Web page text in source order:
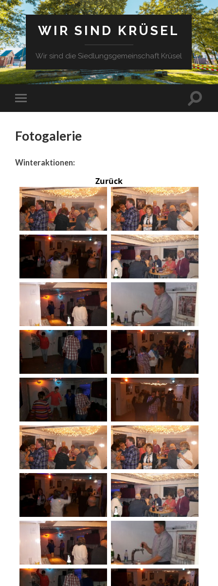
WIR SIND KRÜSEL
Wir sind die Siedlungsgemeinschaft Krüsel
Fotogalerie
Winteraktionen:
Zurück